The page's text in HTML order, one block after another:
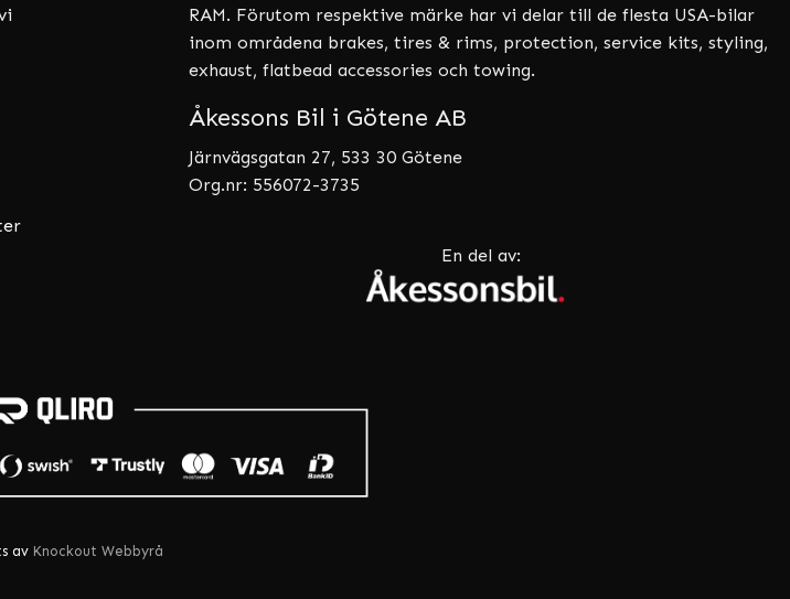
RAM. Förutom respektive märke har vi delar till de flesta USA-bilar
inom områdena brakes, tires & rims, protection, service kits, styling,
exhaust, flatbead accessories och towing.
Åkessons Bil i Götene AB
Järnvägsgatan 27, 533 30 Götene
Org.nr: 556072-3735
En del av:
av Knockout Webbyrå